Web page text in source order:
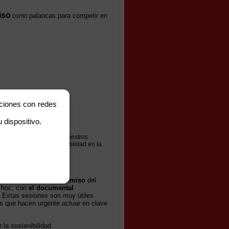
como palancas para competir en
En este caso, nuestros
las estrategias sostenibiidad en la
compromiso del
con el documental
Estas sesiones son muy útiles
que hacen urgente actuar en clave
la sostenibilidad.
con redes
dispositivo.